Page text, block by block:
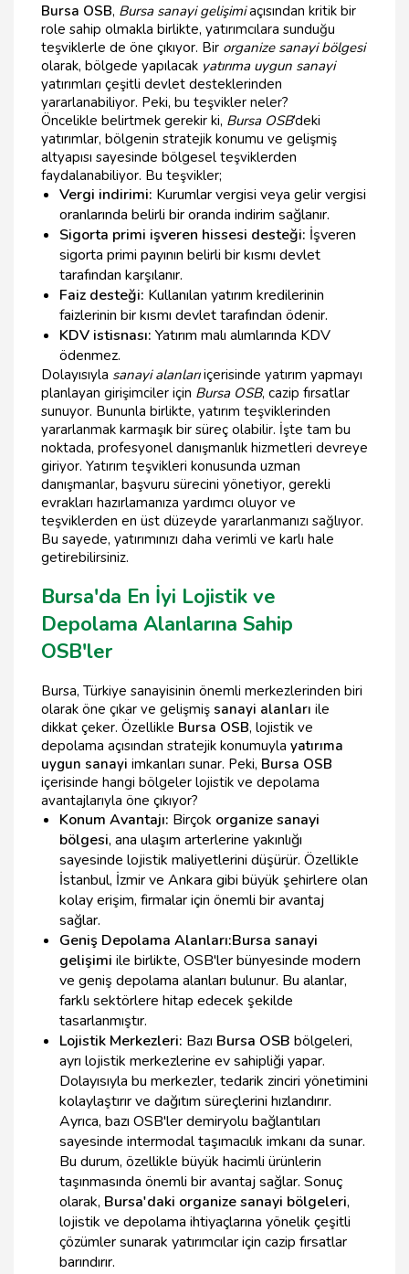
Bursa OSB, Bursa sanayi gelişimiaçısından kritik bir
role sahip olmakla birlikte, yatırımcılara sunduğu
teşviklerle de öne çıkıyor. Bir organize sanayi bölgesi
olarak, bölgede yapılacak yatırıma uygun sanayi
yatırımları çeşitli devlet desteklerinden
yararlanabiliyor. Peki, bu teşvikler neler?
Öncelikle belirtmek gerekir ki, Bursa OSB’deki
yatırımlar, bölgenin stratejik konumu ve gelişmiş
altyapısı sayesinde bölgesel teşviklerden
faydalanabiliyor. Bu teşvikler;
Vergi indirimi: Kurumlar vergisi veya gelir vergisi
oranlarında belirli bir oranda indirim sağlanır.
Sigorta primi işveren hissesi desteği: İşveren
sigorta primi payının belirli bir kısmı devlet
tarafından karşılanır.
Faiz desteği: Kullanılan yatırım kredilerinin
faizlerinin bir kısmı devlet tarafından ödenir.
KDV istisnası: Yatırım malı alımlarında KDV
ödenmez.
Dolayısıyla sanayi alanlarıiçerisinde yatırım yapmayı
planlayan girişimciler için Bursa OSB, cazip fırsatlar
sunuyor. Bununla birlikte, yatırım teşviklerinden
yararlanmak karmaşık bir süreç olabilir. İşte tam bu
noktada, profesyonel danışmanlık hizmetleri devreye
giriyor. Yatırım teşvikleri konusunda uzman
danışmanlar, başvuru sürecini yönetiyor, gerekli
evrakları hazırlamanıza yardımcı oluyor ve
teşviklerden en üst düzeyde yararlanmanızı sağlıyor.
Bu sayede, yatırımınızı daha verimli ve karlı hale
getirebilirsiniz.
Bursa'da En İyi Lojistik ve
Depolama Alanlarına Sahip
OSB'ler
Bursa, Türkiye sanayisinin önemli merkezlerinden biri
olarak öne çıkar ve gelişmiş sanayi alanları ile
dikkat çeker. Özellikle Bursa OSB, lojistik ve
depolama açısından stratejik konumuyla yatırıma
uygun sanayi imkanları sunar. Peki, Bursa OSB
içerisinde hangi bölgeler lojistik ve depolama
avantajlarıyla öne çıkıyor?
Konum Avantajı: Birçok organize sanayi
bölgesi, ana ulaşım arterlerine yakınlığı
sayesinde lojistik maliyetlerini düşürür. Özellikle
İstanbul, İzmir ve Ankara gibi büyük şehirlere olan
kolay erişim, firmalar için önemli bir avantaj
sağlar.
Geniş Depolama Alanları:Bursa sanayi
gelişimi ile birlikte, OSB'ler bünyesinde modern
ve geniş depolama alanları bulunur. Bu alanlar,
farklı sektörlere hitap edecek şekilde
tasarlanmıştır.
Lojistik Merkezleri: Bazı Bursa OSB bölgeleri,
ayrı lojistik merkezlerine ev sahipliği yapar.
Dolayısıyla bu merkezler, tedarik zinciri yönetimini
kolaylaştırır ve dağıtım süreçlerini hızlandırır.
Ayrıca, bazı OSB'ler demiryolu bağlantıları
sayesinde intermodal taşımacılık imkanı da sunar.
Bu durum, özellikle büyük hacimli ürünlerin
taşınmasında önemli bir avantaj sağlar. Sonuç
olarak, Bursa'daki organize sanayi bölgeleri,
lojistik ve depolama ihtiyaçlarına yönelik çeşitli
çözümler sunarak yatırımcılar için cazip fırsatlar
barındırır.